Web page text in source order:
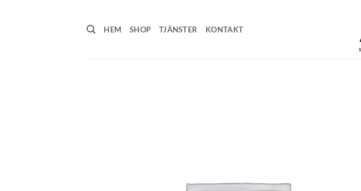
HEM SHOP TJÄNSTER KONTAKT